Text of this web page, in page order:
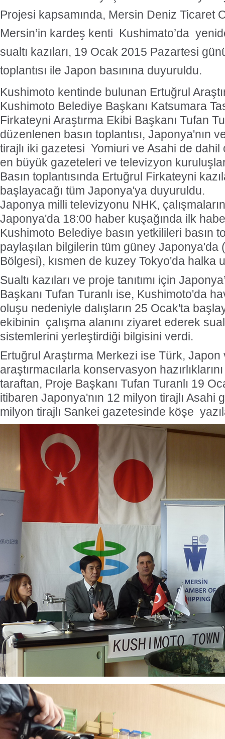
Projesi kapsamında, Mersin Deniz Ticaret
Mersin’in kardeş kenti Kushimato’da
sualtı kazıları, 19 Ocak 2015 Pazartesi
toplantısı ile Japon basınına duyuruldu.
Kushimoto kentinde bulunan Ertuğrul
Kushimoto Belediye Başkanı Katsumara
Firkateyni Araştırma Ekibi Başkanı Tufan
düzenlenen basın toplantısı, Japonya'nın
tirajlı iki gazetesi Yomiuri ve Asahi de
en büyük gazeteleri ve televizyon
Basın toplantısında Ertuğrul Firkateyni
başlayacağı tüm Japonya'ya duyuruldu.
Japonya milli televizyonu NHK,
Japonya'da 18:00 haber kuşağında ilk
Kushimoto Belediye basın yetkilileri basın
paylaşılan bilgilerin tüm güney Japonya'da
Bölgesi), kısmen de kuzey Tokyo'da halka
Sualtı kazıları ve proje tanıtımı için
Başkanı Tufan Turanlı ise, Kushimoto'da
oluşu nedeniyle dalışların 25 Ocak'ta
ekibinin çalışma alanını ziyaret ederek
sistemlerini yerleştirdiği bilgisini verdi.
Ertuğrul Araştırma Merkezi ise Türk,
araştırmacılarla konservasyon
taraftan, Proje Başkanı Tufan Turanlı 19
itibaren Japonya'nın 12 milyon tirajlı Asahi
milyon tirajlı Sankei gazetesinde köşe